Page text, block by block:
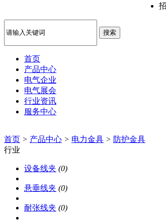
搜索
首页
产品中心
电气企业
电气展会
行业资讯
服务中心
首页 > 产品中心 > 电力金具 > 防护金具
行业
设备线夹 (0)
悬垂线夹 (0)
耐张线夹 (0)